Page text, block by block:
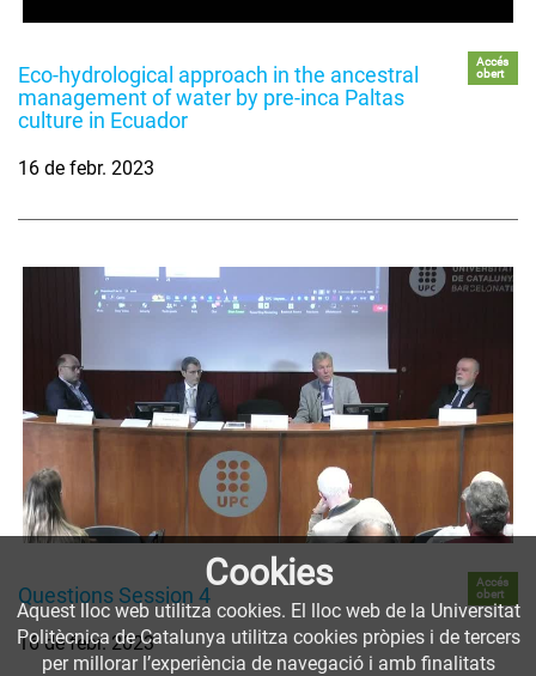
Eco-hydrological approach in the ancestral
management of water by pre-inca Paltas
culture in Ecuador
Accés
obert
16 de febr. 2023
Questions Session 4
Accés
obert
16 de febr. 2023
Cookies
Aquest lloc web utilitza cookies. El lloc web de la Universitat
Politècnica de Catalunya utilitza cookies pròpies i de tercers
per millorar l’experiència de navegació i amb finalitats